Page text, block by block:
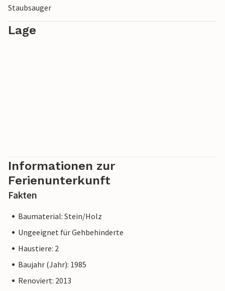
Staubsauger
Lage
Informationen zur
Ferienunterkunft
Fakten
Baumaterial: Stein/Holz
Ungeeignet für Gehbehinderte
Haustiere: 2
Baujahr (Jahr): 1985
Renoviert: 2013